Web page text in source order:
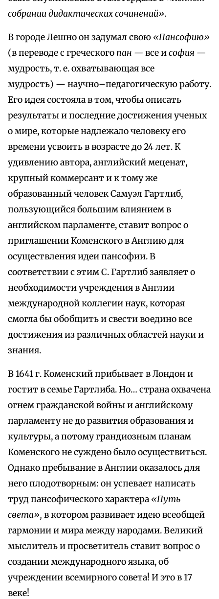
собрании дидактических сочинений».
В городе Лешно он задумал свою «Пансофию»
(в переводе с греческого пан — все исофия —
мудрость, т. е. охватывающая все
мудрость) — научно–педагогическую работу.
Его идея состояла в том, чтобы описать
результаты и последние достижения ученых
о мире, которые надлежало человеку его
времени усвоить в возрасте до 24 лет. К
удивлению автора, английский меценат,
крупный коммерсант и к тому же
образованный человек Самуэл Гартлиб,
пользующийся большим влиянием в
английском парламенте, ставит вопрос о
приглашении Коменского в Англию для
осуществления идеи пансофии. В
соответствии с этим С. Гартлиб заявляет о
необходимости учреждения в Англии
международной коллегии наук, которая
смогла бы обобщить и свести воедино все
достижения из различных областей науки и
знания.
В 1641 г. Коменский прибывает в Лондон и
гостит в семье Гартлиба. Но… страна охвачена
огнем гражданской войны и английскому
парламенту не до развития образования и
культуры, а потому грандиозным планам
Коменского не суждено было осуществиться.
Однако пребывание в Англии оказалось для
него плодотворным: он успевает написать
труд пансофического характера «Путь
света», в котором развивает идею всеобщей
гармонии и мира между народами. Великий
мыслитель и просветитель ставит вопрос о
создании международного языка, об
учреждении всемирного совета! И это в 17
веке!